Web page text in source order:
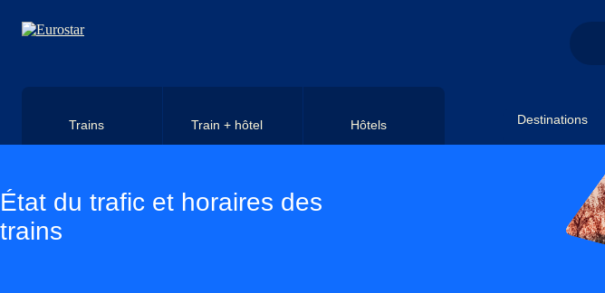
Trains Train + hôtel Hôtels Destinations
État du trafic et horaires des
trains